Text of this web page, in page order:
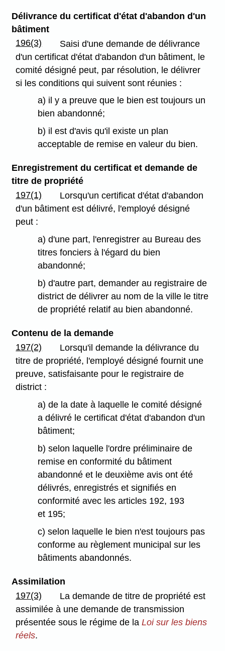
Délivrance du certificat d'état d'abandon d'un
bâtiment
196(3)
Saisi d'une demande de délivrance
d'un certificat d'état d'abandon d'un bâtiment, le
comité désigné peut, par résolution, le délivrer
si les conditions qui suivent sont réunies :
a) il y a preuve que le bien est toujours un
bien abandonné;
b) il est d'avis qu'il existe un plan
acceptable de remise en valeur du bien.
Enregistrement du certificat et demande de
titre de propriété
197(1)
Lorsqu'un certificat d'état d'abandon
d'un bâtiment est délivré, l'employé désigné
peut :
a) d'une part, l'enregistrer au Bureau des
titres fonciers à l'égard du bien
abandonné;
b) d'autre part, demander au registraire de
district de délivrer au nom de la ville le titre
de propriété relatif au bien abandonné.
Contenu de la demande
197(2)
Lorsqu'il demande la délivrance du
titre de propriété, l'employé désigné fournit une
preuve, satisfaisante pour le registraire de
district :
a) de la date à laquelle le comité désigné
a délivré le certificat d'état d'abandon d'un
bâtiment;
b) selon laquelle l'ordre préliminaire de
remise en conformité du bâtiment
abandonné et le deuxième avis ont été
délivrés, enregistrés et signifiés en
conformité avec les articles 192, 193
et 195;
c) selon laquelle le bien n'est toujours pas
conforme au règlement municipal sur les
bâtiments abandonnés.
Assimilation
197(3)
La demande de titre de propriété est
assimilée à une demande de transmission
présentée sous le régime de laLoi sur les biens
réels.